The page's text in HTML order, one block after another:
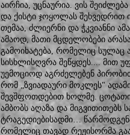
აირჩია, უცნაურია. ვის
და ქისტი ჯოყოლას შეხვედრით
თემაა, ძლიერნი და ჭკვიანნი
ამაოდ, მათი მცდელობები
გამოიხატება, რომელიც სულაც
სისხლისღვრა შეწყდეს.... მით
უემოციოდ აგრძელებენ
რომ „ზვიადაური მოკლეს"
შევშფოთდებით ხოლმე.
ამბობს აღაზა და
ტრაგედიებისადმი…
რომელიც თავად რეჟისორმა